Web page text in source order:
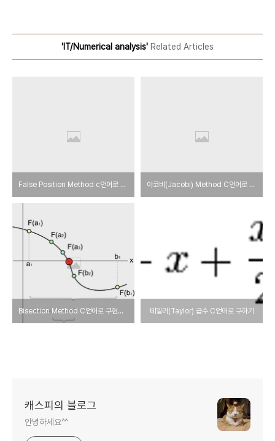
'IT/Numerical analysis' Related Articles
False Position Method c언어로 구현하기 야코비(Jacobi) Method C언어로 구현하기
Bisection Method C언어로 구현하기 테일러(Taylor) 급수 C언어로 구하기
캐스피의 블로그
안녕하세요^^